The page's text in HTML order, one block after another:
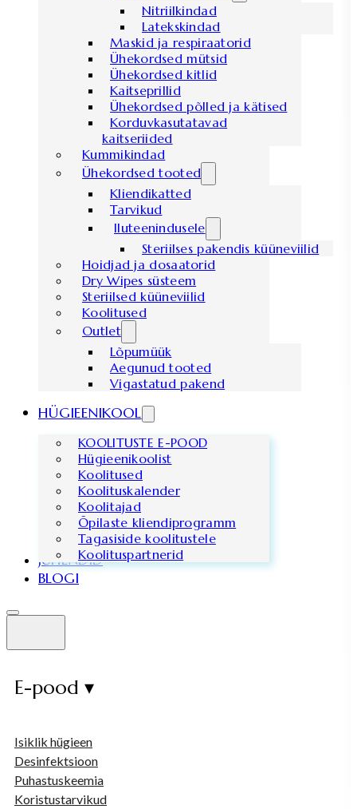
Nitriilkindad
Latekskindad
Maskid ja respiraatorid
Ühekordsed mütsid
Ühekordsed kitlid
Kaitseprillid
Ühekordsed põlled ja kätised
Korduvkasutatavad
kaitseriided
Kummikindad
Ühekordsed tooted
Kliendikatted
Tarvikud
Iluteenindusele
Steriilses pakendis küüneviilid
Hoidjad ja dosaatorid
Dry Wipes süsteem
Steriilsed küüneviilid
Koolitused
Outlet
Lõpumüük
Aegunud tooted
Vigastatud pakend
HÜGIEENIKOOL
KOOLITUSTE E-POOD
Hügieenikoolist
Koolitused
Koolituskalender
Koolitajad
Õpilaste kliendiprogramm
Tagasiside koolitustele
Koolituspartnerid
JUHENDID
BLOGI
E-pood ▾
Isiklik hügieen
Desinfektsioon
Puhastuskeemia
Koristustarvikud